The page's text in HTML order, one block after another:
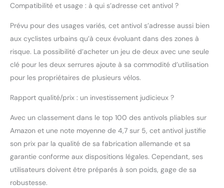
votre vélo et
main
Compatibilité et usage : à qui s’adresse cet antivol ?
Prévu pour des usages variés, cet antivol s’adresse aussi bien
aux cyclistes urbains qu’à ceux évoluant dans des zones à
risque. La possibilité d’acheter un jeu de deux avec une seule
clé pour les deux serrures ajoute à sa commodité d’utilisation
pour les propriétaires de plusieurs vélos.
Rapport qualité/prix : un investissement judicieux ?
Avec un classement dans le top 100 des antivols pliables sur
Amazon et une note moyenne de 4,7 sur 5, cet antivol justifie
son prix par la qualité de sa fabrication allemande et sa
garantie conforme aux dispositions légales. Cependant, ses
utilisateurs doivent être préparés à son poids, gage de sa
robustesse.